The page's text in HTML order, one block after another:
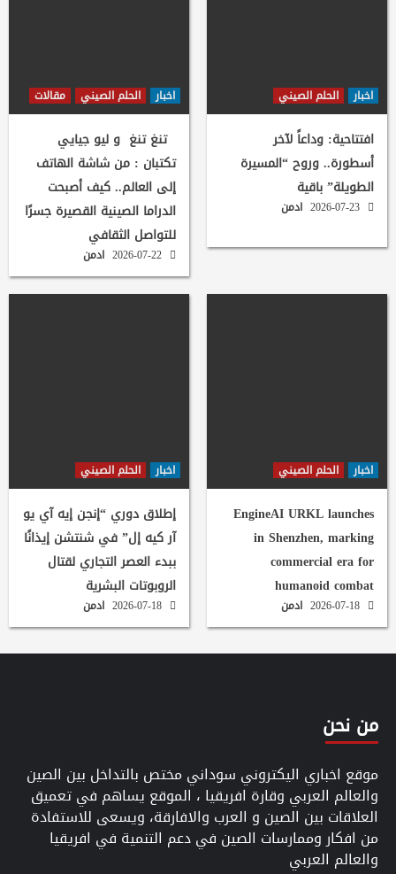
اخبار الحلم الصيني
افتتاحية: وداعاً لآخر
أسطورة.. وروح “المسيرة
الطويلة” باقية
ادمن
اخبار الحلم الصيني مقالات
تنغ تنغ و ليو جيايي
تكتبان : من شاشة الهاتف
إلى العالم.. كيف أصبحت
الدراما الصينية القصيرة جسرًا
للتواصل الثقافي
ادمن
اخبار الحلم الصيني
EngineAI URKL launches
in Shenzhen, marking
commercial era for
humanoid combat
ادمن
اخبار الحلم الصيني
إطلاق دوري “إنجن إيه آي يو
آر كيه إل” في شنتشن إيذانًا
ببدء العصر التجاري لقتال
الروبوتات البشرية
ادمن
من نحن
موقع اخباري اليكتروني سوداني مختص بالتداخل بين الصين
والعالم العربي وقارة افريقيا ، الموقع يساهم في تعميق
العلاقات بين الصين و العرب والافارقة، ويسعى للاستفادة
من افكار وممارسات الصين في دعم التنمية في افريقيا
والعالم العربي